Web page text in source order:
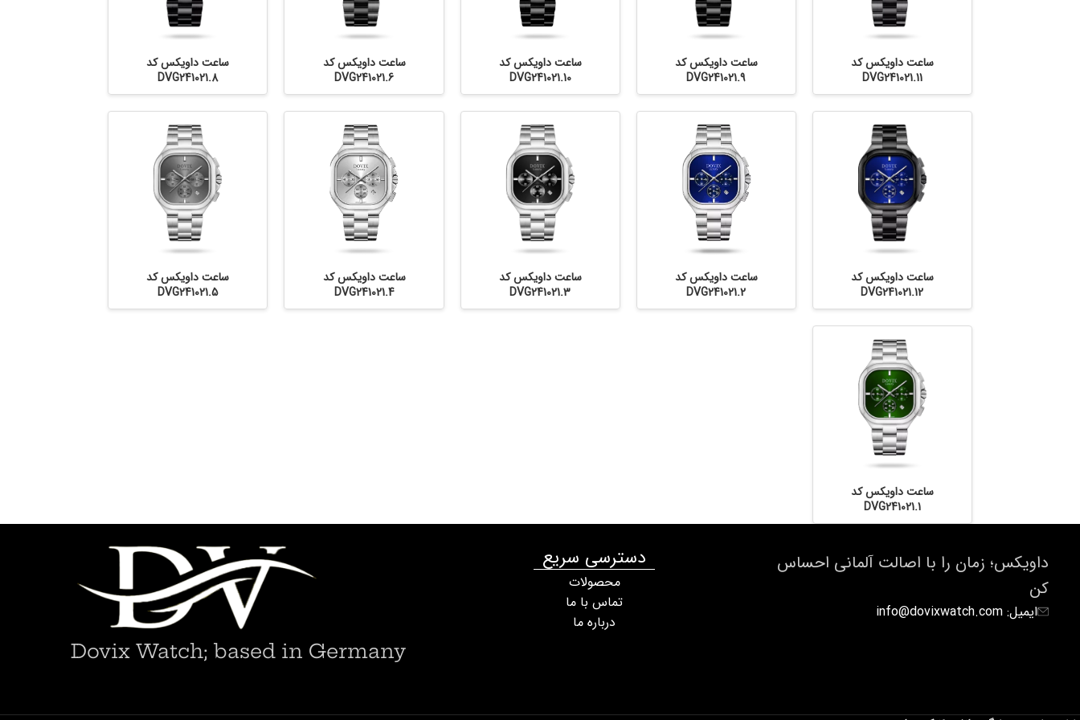
ساعت داویکس کد
DVG241021.11
ساعت داویکس کد
DVG241021.9
ساعت داویکس کد
DVG241021.10
ساعت داویکس کد
DVG241021.6
ساعت داویکس کد
DVG241021.8
ساعت داویکس کد
DVG241021.12
ساعت داویکس کد
DVG241021.2
ساعت داویکس کد
DVG241021.3
ساعت داویکس کد
DVG241021.4
ساعت داویکس کد
DVG241021.5
ساعت داویکس کد
DVG241021.1
داویکس؛ زمان را با اصالت آلمانی احساس
کن
ایمیل: info@dovixwatch.com
دسترسی سریع
محصولات
تماس با ما
درباره ما
Dovix Watch; based in Germany